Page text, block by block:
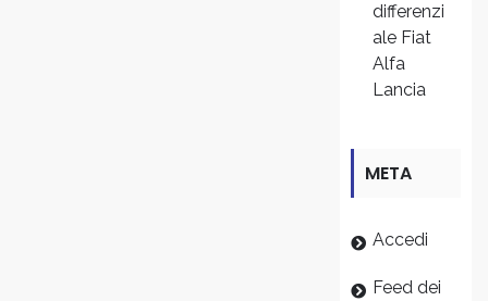
differenzi
ale Fiat
Alfa
Lancia
META
Accedi
Feed dei